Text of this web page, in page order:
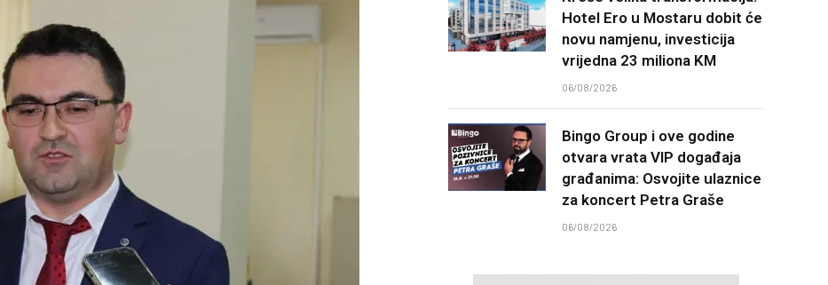
Hotel Ero u Mostaru dobit će
novu namjenu, investicija
vrijedna 23 miliona KM
06/08/2026
Bingo Group i ove godine
otvara vrata VIP događaja
građanima: Osvojite ulaznice
za koncert Petra Graše
06/08/2026